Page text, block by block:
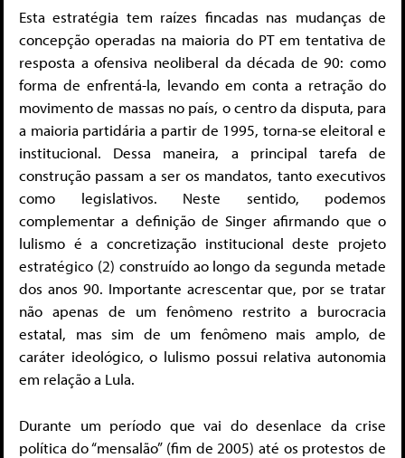
Esta estratégia tem raízes fincadas nas mudanças de
concepção operadas na maioria do PT em tentativa de
resposta a ofensiva neoliberal da década de 90: como
forma de enfrentá-la, levando em conta a retração do
movimento de massas no país, o centro da disputa, para
a maioria partidária a partir de 1995, torna-se eleitoral e
institucional. Dessa maneira, a principal tarefa de
construção passam a ser os mandatos, tanto executivos
como legislativos. Neste sentido, podemos
complementar a definição de Singer afirmando que o
lulismo é a concretização institucional deste projeto
estratégico (2) construído ao longo da segunda metade
dos anos 90. Importante acrescentar que, por se tratar
não apenas de um fenômeno restrito a burocracia
estatal, mas sim de um fenômeno mais amplo, de
caráter ideológico, o lulismo possui relativa autonomia
em relação a Lula.
Durante um período que vai do desenlace da crise
política do “mensalão” (fim de 2005) até os protestos de